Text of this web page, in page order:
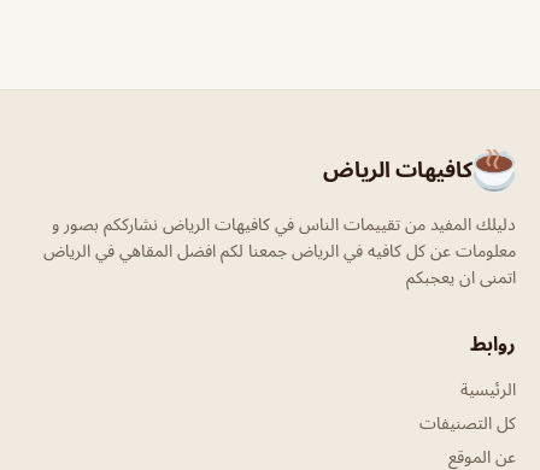
كافيهات الرياض
دليلك المفيد من تقييمات الناس في كافيهات الرياض نشارككم بصور و
معلومات عن كل كافيه في الرياض جمعنا لكم افضل المقاهي في الرياض
اتمنى ان يعجبكم
روابط
الرئيسية
كل التصنيفات
عن الموقع